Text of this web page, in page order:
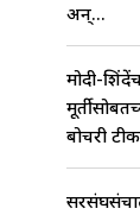
अन्...
मोदी-
बोचरी